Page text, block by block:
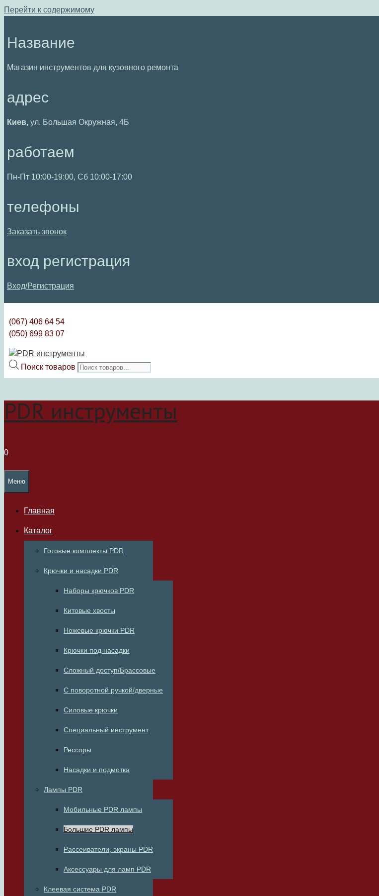
Перейти к содержимому
Название
Магазин инструментов для кузовного ремонта
адрес
Киев, ул. Большая Окружная, 4Б
работаем
Пн-Пт 10:00-19:00, Сб 10:00-17:00
телефоны
Заказать звонок
вход регистрация
Вход/Регистрация
(067) 406 64 54
(050) 699 83 07
Поиск товаров
PDR инструменты
0
Меню
Главная
Каталог
Готовые комплекты PDR
Крючки и насадки PDR
Наборы крючков PDR
Китовые хвосты
Ножевые крючки PDR
Крючки под насадки
Сложный доступ/Брассовые
С поворотной ручкой/дверные
Силовые крючки
Специальный инструмент
Рессоры
Насадки и подмотка
Лампы PDR
Мобильные PDR лампы
Большие PDR лампы
Рассеиватели, экраны PDR
Аксессуары для ламп PDR
Клеевая система PDR